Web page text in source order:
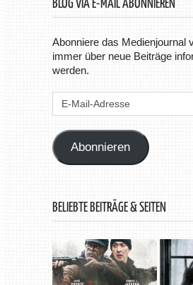
BLOG VIA E-MAIL ABONNIEREN
Abonniere das Medienjournal
immer über neue Beiträge
werden.
Abonnieren
BELIEBTE BEITRÄGE & SEITEN